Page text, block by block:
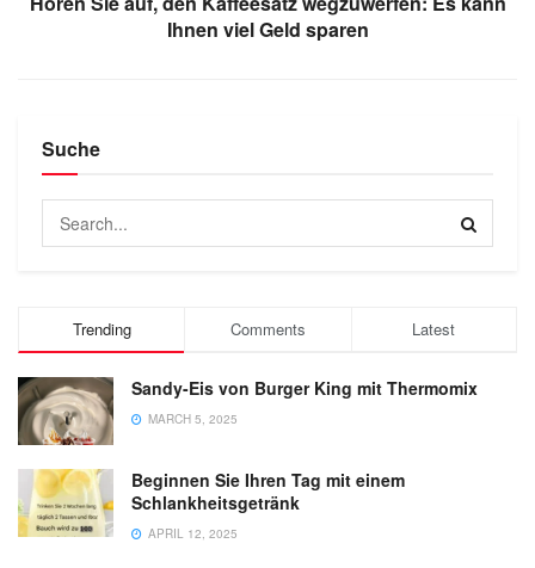
Ihnen viel Geld sparen
Suche
Trending Comments Latest
Sandy-Eis von Burger King mit Thermomix
MARCH 5, 2025
Beginnen Sie Ihren Tag mit einem
Schlankheitsgetränk
APRIL 12, 2025